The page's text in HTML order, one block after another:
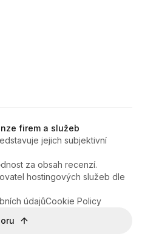
firem a služeb
jejich subjektivní
za obsah recenzí.
hostingových služeb dle
údajůCookie Policy